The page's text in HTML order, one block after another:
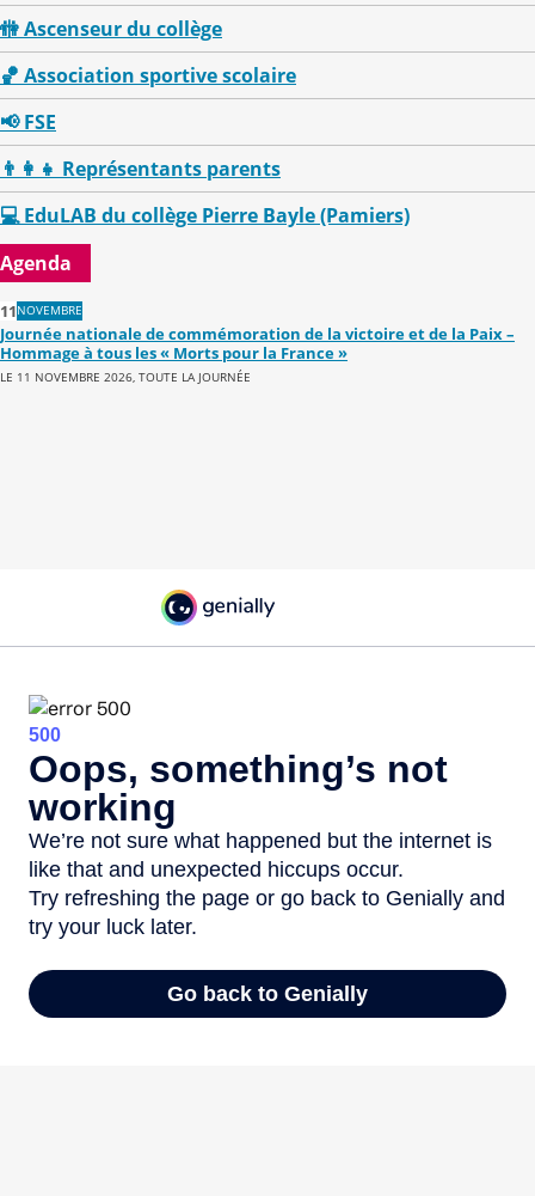
🚻 Ascenseur du collège
🏀 Association sportive scolaire
📢 FSE
👨‍👩‍👧 Représentants parents
💻 EduLAB du collège Pierre Bayle (Pamiers)
Agenda
11NOVEMBRE
Journée nationale de commémoration de la victoire et de la Paix –
Hommage à tous les « Morts pour la France »
LE 11 NOVEMBRE 2026, TOUTE LA JOURNÉE